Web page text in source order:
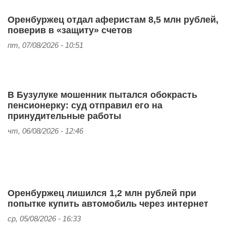
Оренбуржец отдал аферистам 8,5 млн рублей,
поверив в «защиту» счетов
пт, 07/08/2026 - 10:51
В Бузулуке мошенник пытался обокрасть
пенсионерку: суд отправил его на
принудительные работы
чт, 06/08/2026 - 12:46
Оренбуржец лишился 1,2 млн рублей при
попытке купить автомобиль через интернет
ср, 05/08/2026 - 16:33